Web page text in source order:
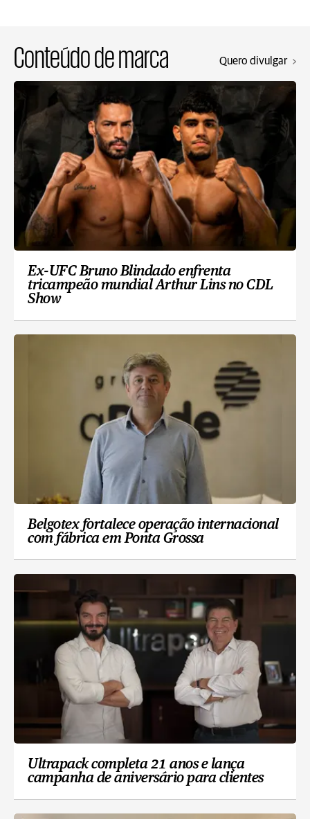
Conteúdo de marca Quero divulgar
Ex-UFC Bruno Blindado enfrenta
tricampeão mundial Arthur Lins no CDL
Show
Belgotex fortalece operação internacional
com fábrica em Ponta Grossa
Ultrapack completa 21 anos e lança
campanha de aniversário para clientes